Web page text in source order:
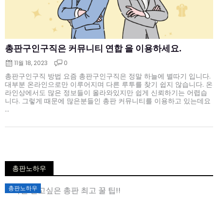
총판구인구직은 커뮤니티 연합 을 이용하세요.
11월 18, 2023 0
총판구인구직 방법 요즘 총판구인구직은 정말 하늘에 별따기 입니다.
대부분 온라인으로만 이루어지며 다른 루투를 찾기 쉽지 않습니다. 온
라인상에서도 많은 정보들이 올라와있지만 쉽게 신뢰하기는 어렵습
니다. 그렇게 때문에 많은분들인 총판 커뮤니티를 이용하고 있는데요
...
총판노하우
총판노하우
Posted